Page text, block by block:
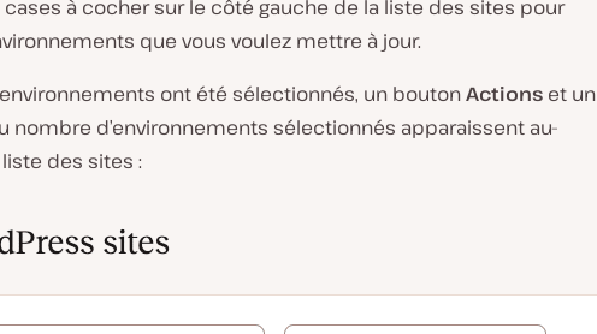
à cocher sur le côté gauche de la liste des sites pour
que vous voulez mettre à jour.
ont été sélectionnés, un boutonActions et un
nombre d’environnements sélectionnés apparaissent au-
des sites :